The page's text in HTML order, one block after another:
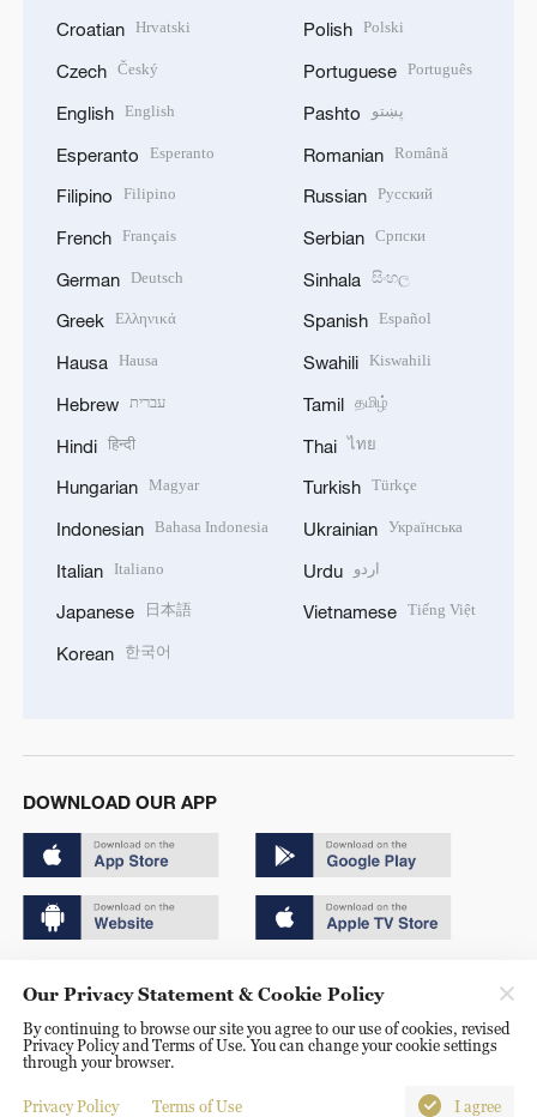
Croatian Hrvatski
Czech Český
English English
Esperanto Esperanto
Filipino Filipino
French Français
German Deutsch
Greek Ελληνικά
Hausa Hausa
Hebrew עברית
Hindi हिन्दी
Hungarian Magyar
Indonesian Bahasa Indonesia
Italian Italiano
Japanese 日本語
Korean 한국어
Polish Polski
Portuguese Português
Pashto پښتو
Romanian Română
Russian Русский
Serbian Српски
Sinhala සිංහල
Spanish Español
Swahili Kiswahili
Tamil தமிழ்
Thai ไทย
Turkish Türkçe
Ukrainian Українська
Urdu اردو
Vietnamese Tiếng Việt
DOWNLOAD OUR APP
京ICP备20000184号
京公网安备 11010502050052号
Disinformation report hotline: 010-85061466
Our Privacy Statement & Cookie Policy
By continuing to browse our site you agree to our use of cookies, revised
Privacy Policy and Terms of Use. You can change your cookie settings
through your browser.
Privacy Policy Terms of Use I agree